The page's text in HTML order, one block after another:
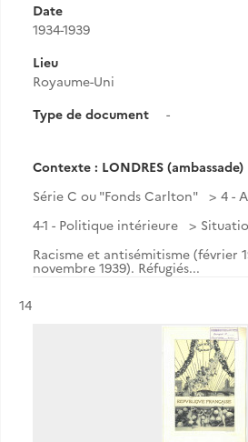
Date
1934-1939
Lieu
Royaume-Uni
Type de document
-
Contexte : LONDRES (ambassade)
Série C ou "Fonds Carlton"
4 -
4-1 - Politique intérieure
Racisme et antisémitisme (février
novembre 1939). Réfugiés...
Résultat n°
14